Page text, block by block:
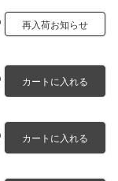
再入荷お知らせ
カートに入れる
カートに入れる